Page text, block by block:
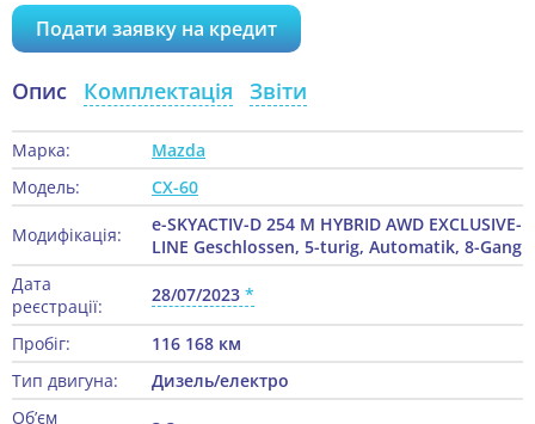
Подати заявку на кредит
Опис Комплектація Звіти
Марка:
Mazda
Модель:
CX-60
Модифікація:
e-SKYACTIV-D 254 M HYBRID AWD EXCLUSIVE-
LINE Geschlossen, 5-turig, Automatik, 8-Gang
Дата
реєстрації:
28/07/2023
Пробіг:
116 168 км
Тип двигуна:
Дизель/електро
Об’єм